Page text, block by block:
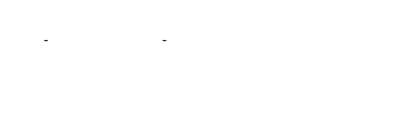
- -